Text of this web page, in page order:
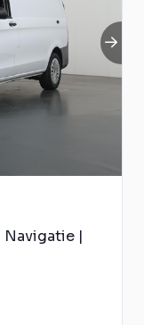
Navigatie |